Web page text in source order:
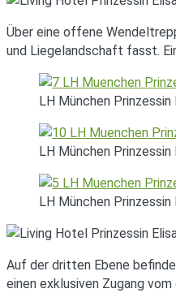
Über eine offene
und Liegelandschaft fasst.
LH München
LH München
LH München
Auf der dritten Ebene
einen exklusiven Zugang